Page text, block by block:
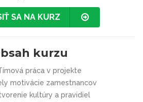
SA NA KURZ
kurzu
práca v projekte
motivácie zamestnancov
kultúry a pravidiel